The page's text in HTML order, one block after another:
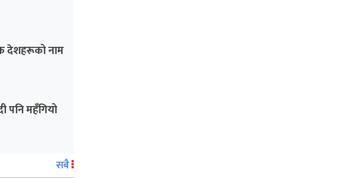
देशहरूको नाम
पनि महँगियो
सबै